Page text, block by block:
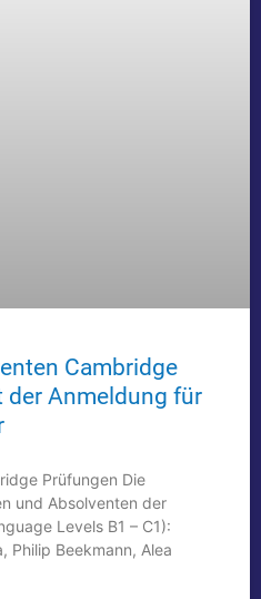
Cambridge
Anmeldung für
Prüfungen Die
und Absolventen der
Levels B1 – C1):
Philip Beekmann, Alea